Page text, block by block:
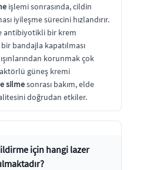
işlemi sonrasında, cildin
iyileşme sürecini hızlandırır.
antibiyotikli bir krem
bandajla kapatılması
korunmak çok
güneş kremi
silmesonrası bakım, elde
doğrudan etkiler.
için hangi lazer